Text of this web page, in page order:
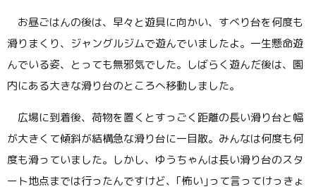
お昼ごはんの後は、早々と遊具に向かい、すべり台を何度も
滑りまくり、ジャングルジムで遊んでいましたよ。一生懸命遊
んでいる姿、とっても無邪気でした。しばらく遊んだ後は、園
内にある大きな滑り台のところへ移動しました。
広場に到着後、荷物を置くとすっごく距離の長い滑り台と幅
が大きくて傾斜が結構急な滑り台に一目散。みんなは何度も何
度も滑っていました。しかし、ゆうちゃんは長い滑り台のスタ
ート地点までは行ったんですけど、｢怖い｣って言ってけっきょ